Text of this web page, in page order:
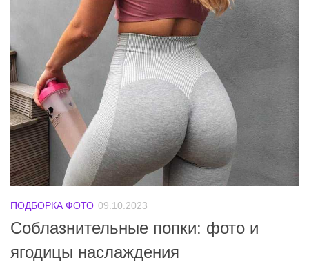
ПОДБОРКА ФОТО 09.10.2023
Соблазнительные попки: фото и
ягодицы наслаждения